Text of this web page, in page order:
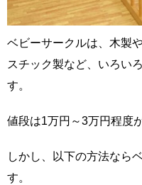
ベビーサークルは、木製
スチック製など、いろい
す。
値段は1万円～3万円程度
しかし、以下の方法なら
す。